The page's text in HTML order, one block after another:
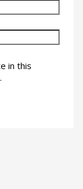
in this